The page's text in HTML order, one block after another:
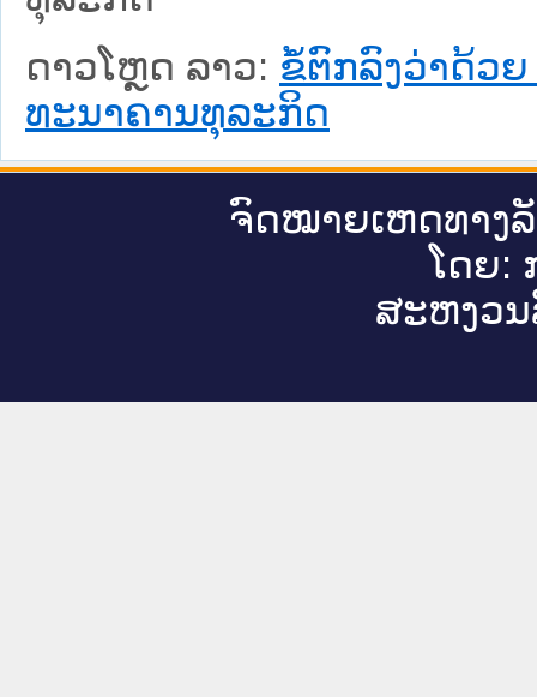
ດາວໂຫຼດ ລາວ: ຂໍ້ຕົກລົງວ່າດ້ວ
ທະນາຄານທຸລະກິດ
ຈົດ​ໝາຍ​ເຫດ​ທາງ​
ໂດຍ:
ສະ​ຫງວນ​